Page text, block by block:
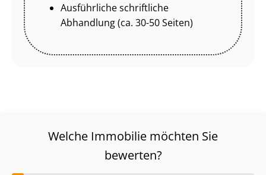
Ausführliche schriftliche
Abhandlung (ca. 30-50 Seiten)
Welche Immobilie möchten Sie
bewerten?